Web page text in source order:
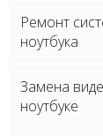
Ремонт
ноутбука
Замена
ноутбуке